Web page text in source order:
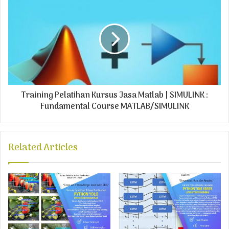
Training Pelatihan Kursus Jasa Matlab | SIMULINK :
Fundamental Course MATLAB/SIMULINK
Related Articles